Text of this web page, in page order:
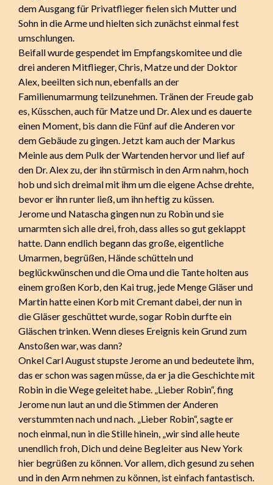
dem Ausgang für Privatflieger fielen sich Mutter und
Sohn in die Arme und hielten sich zunächst einmal fest
umschlungen.
Beifall wurde gespendet im Empfangskomitee und die
drei anderen Mitflieger, Chris, Matze und der Doktor
Alex, beeilten sich nun, ebenfalls an der
Familienumarmung teilzunehmen. Tränen der Freude gab
es, Küsschen, auch für Matze und Dr. Alex und es dauerte
einen Moment, bis dann die Fünf auf die Anderen vor
dem Gebäude zu gingen. Jetzt kam auch der Markus
Meinle aus dem Pulk der Wartenden hervor und lief auf
den Dr. Alex zu, der ihn stürmisch in den Arm nahm, hoch
hob und sich dreimal mit ihm um die eigene Achse drehte,
bevor er ihn runter ließ, um ihn heftig zu küssen.
Jerome und Natascha gingen nun zu Robin und sie
umarmten sich alle drei, froh, dass alles so gut geklappt
hatte. Dann endlich begann das große, eigentliche
Umarmen, begrüßen, Hände schütteln und
beglückwünschen und die Oma und die Tante holten aus
einem großen Korb, den Kai trug, jede Menge Gläser und
Martin hatte einen Korb mit Cremant dabei, der nun in
die Gläser geschüttet wurde, sogar Robin durfte ein
Gläschen trinken. Wenn dieses Ereignis kein Grund zum
Anstoßen war, was dann?
Onkel Carl August stupste Jerome an und bedeutete ihm,
das er schon was sagen müsse, da er ja die Geschichte mit
Robin in die Wege geleitet habe. „Lieber Robin“, fing
Jerome nun laut an und die Stimmen der Anderen
verstummten nach und nach. „Lieber Robin“, sagte er
noch einmal, nun in die Stille hinein, „wir sind alle heute
unendlich froh, Dich und deine Begleiter aus New York
hier begrüßen zu können. Vor allem, dich gesund zu sehen
und in den Arm nehmen zu können, ist einfach fantastisch.